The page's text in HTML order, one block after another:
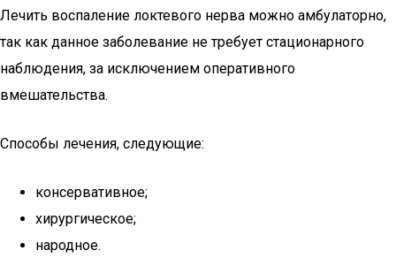
Лечить воспаление локтевого нерва можно амбулаторно,
так как данное заболевание не требует стационарного
наблюдения, за исключением оперативного
вмешательства.
Способы лечения, следующие:
консервативное;
хирургическое;
народное.